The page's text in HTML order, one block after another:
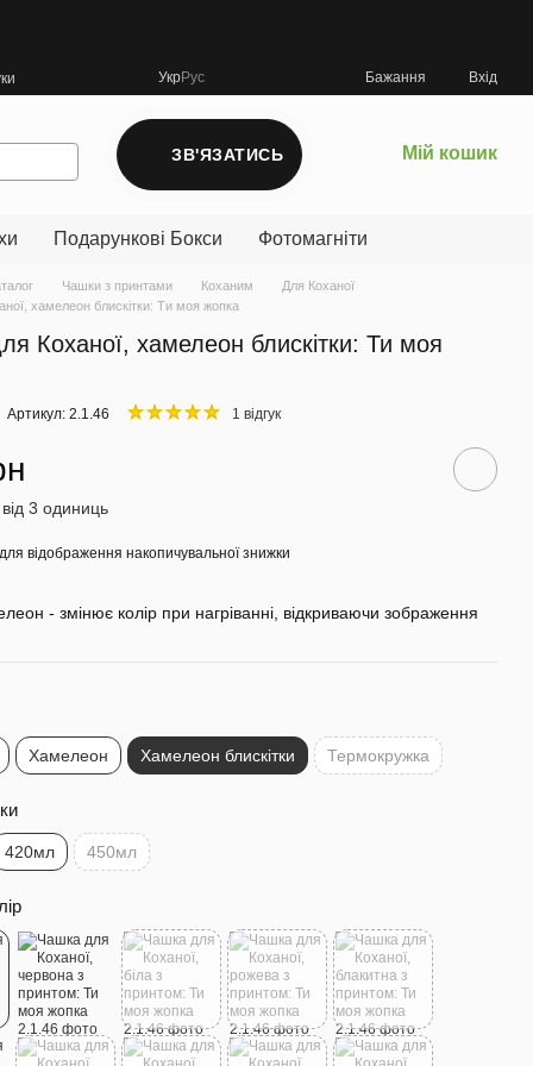
УкрРус Бажання Вхід
ЗВ'ЯЗАТИСЬ Мій кошик
Подарункові Бокси Фотомагніти
Чашки з принтами Коханим
Для Коханої
хамелеон блискітки: Ти моя жопка
Коханої, хамелеон блискітки: Ти моя
Артикул: 2.1.46 1 відгук
3 одиниць
для відображення накопичувальної знижки
- змінює колір при нагріванні, відкриваючи зображення
Хамелеон Хамелеон блискітки Термокружка
420мл 450мл